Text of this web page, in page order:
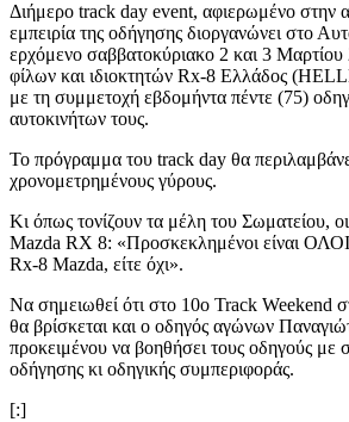
Διήμερο track day event, αφιερωμένο στην
εμπειρία της οδήγησης διοργανώνει στο
ερχόμενο σαββατοκύριακο 2 και 3
φίλων και ιδιοκτητών Rx-8 Ελλάδος
με τη συμμετοχή εβδομήντα πέντε (75)
αυτοκινήτων τους.
Το πρόγραμμα του track day θα
χρονομετρημένους γύρους.
Κι όπως τονίζουν τα μέλη του Σωματείου, οι
Mazda RX 8: «Προσκεκλημένοι είναι ΟΛΟΙ.
Rx-8 Mazda, είτε όχι».
Να σημειωθεί ότι στο 10ο Track Weekend
θα βρίσκεται και ο οδηγός αγώνων
προκειμένου να βοηθήσει τους οδηγούς με
οδήγησης κι οδηγικής συμπεριφοράς.
[:]